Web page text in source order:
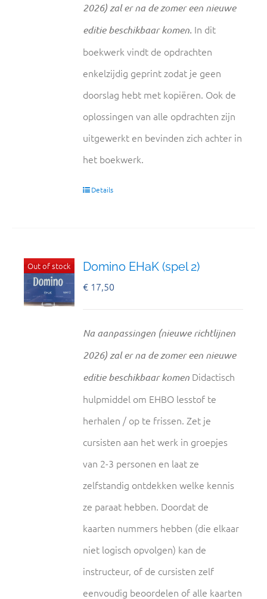
2026) zal er na de zomer een nieuwe
editie beschikbaar komen. In dit
boekwerk vindt de opdrachten
enkelzijdig geprint zodat je geen
doorslag hebt met kopiëren. Ook de
oplossingen van alle opdrachten zijn
uitgewerkt en bevinden zich achter in
het boekwerk.
Details
Out of stock Domino EHaK (spel 2)
€ 17,50
Na aanpassingen (nieuwe richtlijnen
2026) zal er na de zomer een nieuwe
editie beschikbaar komen Didactisch
hulpmiddel om EHBO lesstof te
herhalen / op te frissen. Zet je
cursisten aan het werk in groepjes
van 2-3 personen en laat ze
zelfstandig ontdekken welke kennis
ze paraat hebben. Doordat de
kaarten nummers hebben (die elkaar
niet logisch opvolgen) kan de
instructeur, of de cursisten zelf
eenvoudig beoordelen of alle kaarten